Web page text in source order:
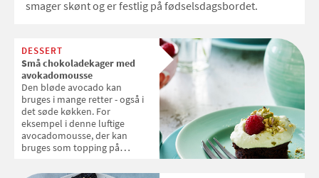
smager skønt og er festlig på fødselsdagsbordet.
DESSERT
Små chokoladekager med
avokadomousse
Den bløde avocado kan
bruges i mange retter - også i
det søde køkken. For
eksempel i denne luftige
avocadomousse, der kan
bruges som topping på